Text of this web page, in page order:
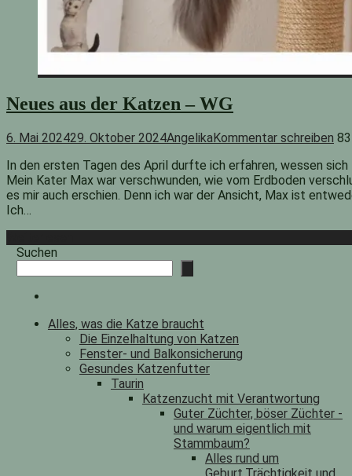
Neues aus der Katzen – WG
6. Mai 202429. Oktober 2024AngelikaKommentar schreiben
In den ersten Tagen des April durfte ich erfahren, wessen
Mein Kater Max war verschwunden, wie vom Erdboden
es mir auch erschien. Denn ich war der Ansicht, Max ist
Ich…
Suchen
Alles, was die Katze braucht
Die Einzelhaltung von Katzen
Fenster- und Balkonsicherung
Gesundes Katzenfutter
Taurin
Katzenzucht mit Verantwortung
Guter Züchter, böser Züchter -
und warum eigentlich mit
Stammbaum?
Alles rund um
Geburt,Trächtigkeit und